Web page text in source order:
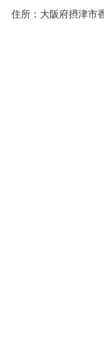
住所：大阪府摂津市